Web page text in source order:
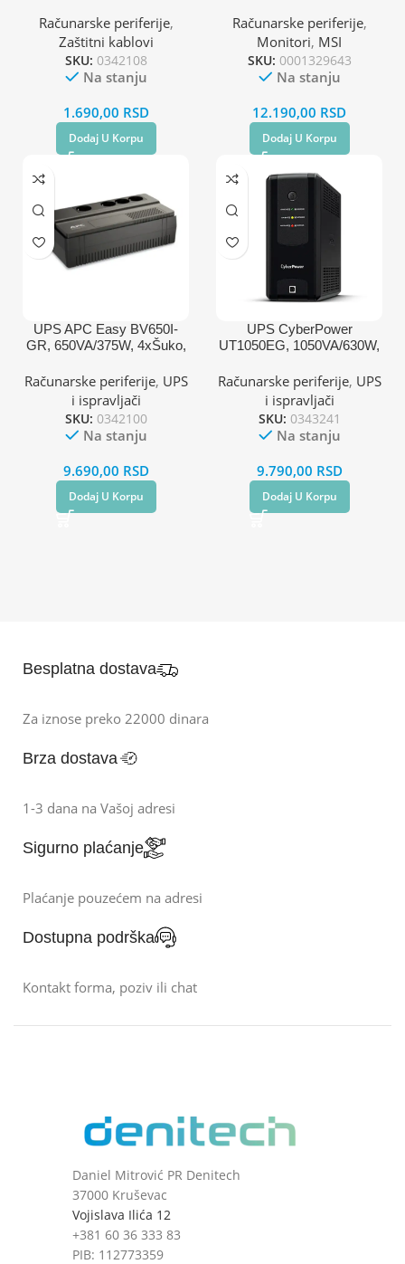
Računarske periferije,
Zaštitni kablovi
SKU: 0342108
Na stanju
1.690,00 RSD
Dodaj U Korpu
Računarske periferije,
Monitori, MSI
SKU: 0001329643
Na stanju
12.190,00 RSD
Dodaj U Korpu
UPS APC Easy BV650I-
GR, 650VA/375W, 4xŠuko,
Računarske periferije, UPS
i ispravljači
SKU: 0342100
Na stanju
9.690,00 RSD
Dodaj U Korpu
UPS CyberPower
UT1050EG, 1050VA/630W,
Računarske periferije, UPS
i ispravljači
SKU: 0343241
Na stanju
9.790,00 RSD
Dodaj U Korpu
Besplatna dostava
Za iznose preko 22000 dinara
Brza dostava
1-3 dana na Vašoj adresi
Sigurno plaćanje
Plaćanje pouzećem na adresi
Dostupna podrška
Kontakt forma, poziv ili chat
Daniel Mitrović PR Denitech
37000 Kruševac
Vojislava Ilića 12
+381 60 36 333 83
PIB: 112773359